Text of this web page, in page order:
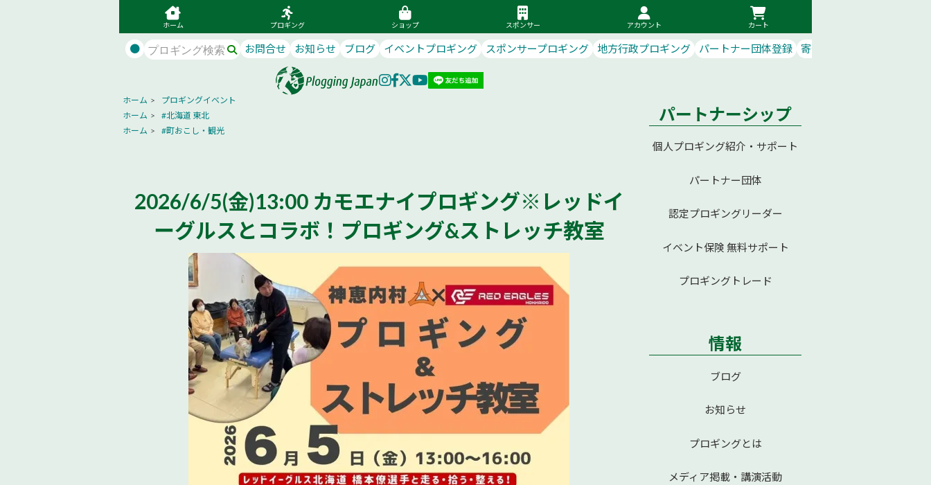
ホーム プロギング ショップ スポンサー アカウント カート
● お問合せ お知らせ ブログ イベントプロギング スポンサープロギング 地方行政プロギング パートナー団体登録 寄付で応援
ホーム >
プロギングイベント
ホーム >
#北海道 東北
ホーム > #町おこし・観光
2026/6/5(金)13:00 カモエナイプロギング※レッドイ
ーグルスとコラボ！プロギング&ストレッチ教室
パートナーシップ
個人プロギング紹介・サポート
パートナー団体
認定プロギングリーダー
イベント保険 無料サポート
プロギングトレード
情報
ブログ
お知らせ
プロギングとは
メディア掲載・講演活動